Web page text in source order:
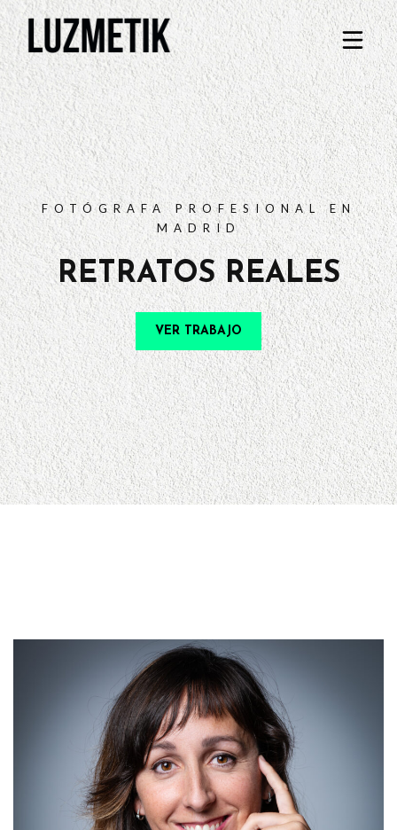
TARIFAS
PREGUNTAS FRECUENTES
CONTACTO
FOTÓGRAFA PROFESIONAL EN
MADRID
RETRATOS REALES
VER TRABAJO